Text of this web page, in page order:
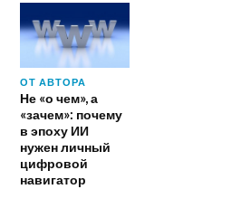
ОТ АВТОРА
Не «о чем», а
«зачем»: почему
в эпоху ИИ
нужен личный
цифровой
навигатор